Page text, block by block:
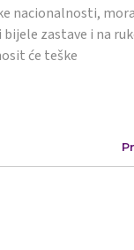
nacionalnosti,
zastave i na
će teške